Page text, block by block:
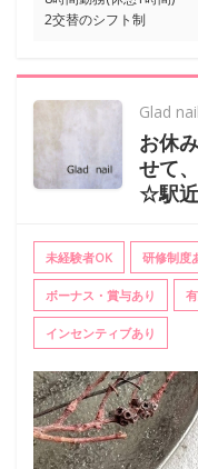
2交替のシフト制
Glad nail
お休
せて
☆駅近
未経験者OK 研修制度
ボーナス・賞与あり
インセンティブあり